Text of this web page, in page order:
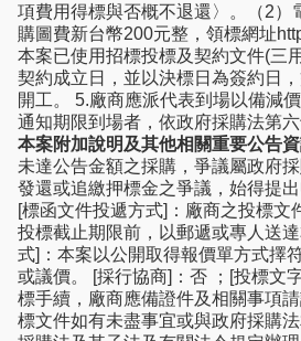
項費用得標與否概不退還〉。（2）
購圖費新台幣200元整，領標網址
本案已使用招標投標及契約文件(三
契約成立日，並以決標日為簽約日
開工。 5.廠商應派代表到場以備減
通知期限到場者，依政府採購法第六
本案附加說明及其他相關重要公告
未達公告金額之採購，爭議屬政府
發還或追繳押標金之爭議，始得提出
[標函文件投遞方式]：廠商之投標文
投標截止期限前，以郵遞或專人送
式]：本案以公開取得報價單方式擇
或議價。 [採行協商]：否 ；[投標文
標手續，廠商應備證件及相關事項
標文件如有未盡事宜或與政府採購